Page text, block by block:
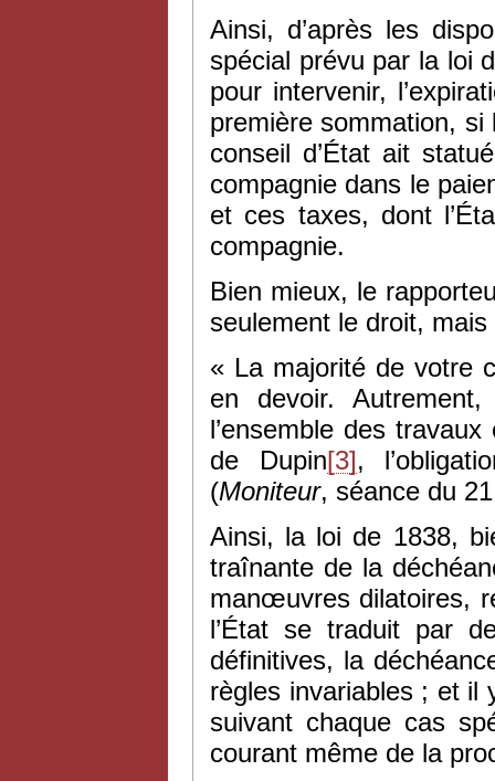
Ainsi, d’après les
spécial prévu par la loi
pour intervenir,
première sommation, si
conseil d’État ait
compagnie dans le
et ces taxes, dont
compagnie.
Bien mieux, le
seulement le droit,
« La majorité de votre
en devoir.
l’ensemble des
de Dupin[3],
(Moniteur, séance du
Ainsi, la loi de 1838,
traînante de la
manœuvres dilatoires,
l’État se traduit par
définitives, la
règles invariables ; et il
suivant chaque cas
courant même de la